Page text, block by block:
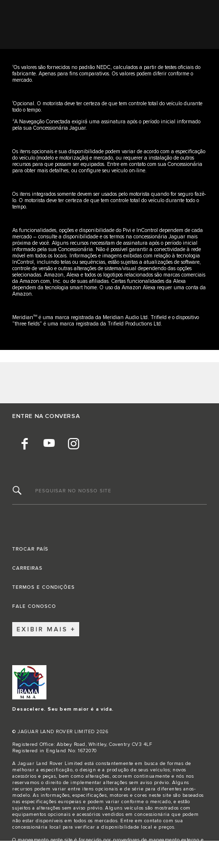
±Os valores são fornecidos no padrão NEDC, calculados a partir de testes oficiais do
fabricante. Apenas para fins comparativos. Os valores podem diferir conforme o
mercado.
1Opcional. O motorista deve ter certeza de que tem controle total do veículo durante
todo o tempo.
2A Navegação Conectada exigirá uma assinatura após o período inicial informado
pela sua Concessionária Jaguar.
Os itens opcionais e sua disponibilidade podem variar de acordo com a especificação
do veículo (modelo e motorização) e mercado, ou requerer a instalação de outros
recursos para que possam ser equipados. Entre em contato com sua Concessionária
para obter mais detalhes, ou configure seu veículo on-line.
Os itens integrados somente devem ser usados pelo motorista quando for seguro fazê-
lo. O motorista deve ter certeza de que tem controle total do veículo durante todo o
tempo.
As funcionalidades, opções e disponibilidade do Pivi e InControl dependem de cada
mercado – consulte a disponibilidade e os termos na concessionária Jaguar mais
próxima de você. Alguns recursos necessitam de assinatura após o período inicial
informado pela sua Concessionária. Não é possível garantir a conectividade à rede
móvel em todos os locais. Informações e imagens exibidas com relação à tecnologia
InControl, incluindo telas ou sequências, estão sujeitas a atualizações de software,
controle de versão e outras alterações de sistema/visual dependendo das opções
selecionadas. Amazon, Alexa e todos os logotipos relacionados são marcas comerciais
da Amazon.com, Inc. ou de suas afiliadas. Certas funcionalidades da Alexa
dependem da tecnologia smart home. O uso da Amazon Alexa requer uma conta da
Amazon.
MeridianTM é uma marca registrada da Meridian Audio Ltd. Trifield e o dispositivo
“three fields” é uma marca registrada da Trifield Productions Ltd.
ENTRE NA CONVERSA
PESQUISAR NO NOSSO SITE
TROCAR PAÍS
CARREIRAS
TERMOS E CONDIÇÕES
FALE CONOSCO
EXIBIR MAIS
Desacelere. Seu bem maior é a vida.
© JAGUAR LAND ROVER LIMITED 2026
Registered Office: Abbey Road, Whitley, Coventry CV3 4LF
Registered in England No: 1672070
A Jaguar Land Rover Limited está constantemente em busca de formas de
melhorar a especificação, o design e a produção de seus veículos; novos
acessórios e peças, bem como alterações, ocorrem continuamente e nós nos
reservamos o direito de implementar alterações sem aviso prévio. Alguns
recursos podem variar entre itens opcionais e de série para diferentes anos-
modelo. As informações, especificações, motores e cores neste site são baseados
nas especificações europeias e podem variar conforme o mercado, e estão
sujeitos a alterações sem aviso prévio. Alguns veículos são mostrados com
equipamentos opcionais e acessórios vendidos em concessionária que podem
não estar disponíveis em todos os mercados. Entre em contato com sua
concessionária local para verificar a disponibilidade local e preços.
O mapeamento neste site é fornecido por provedores de mapeamento externo e